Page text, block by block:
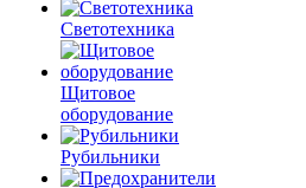
Светотехника
Щитовое
оборудование
Рубильники